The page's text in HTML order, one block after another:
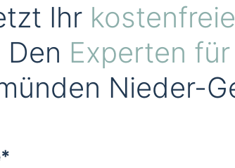
Ihr
Experten
Nieder-